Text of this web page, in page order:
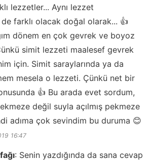
lezzetler... Aynı lezzet
farklı olacak doğal olarak... 👍
dönem en çok gevrek ve boyoz
simit lezzeti maalesef gevrek
için. Simit saraylarında ya da
mesela o lezzeti. Çünkü net bir
👍 Bu arada evet sordum,
değil suyla açılmış pekmeze
adıma çok sevindim bu duruma 😊
16:47
: Senin yazdığında da sana cevap